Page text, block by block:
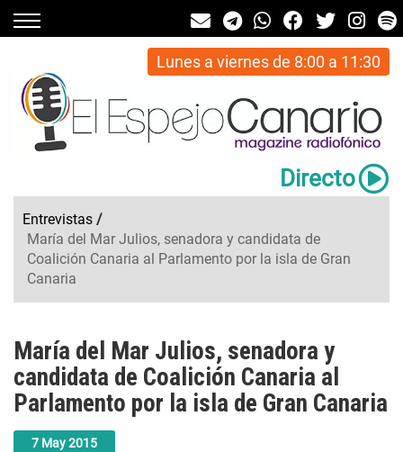
Lunes a viernes de 8:00 a 11:30
Directo
Entrevistas /
María del Mar Julios, senadora y candidata de
Coalición Canaria al Parlamento por la isla de Gran
Canaria
7 May2015
María del Mar Julios, senadora y
candidata de Coalición Canaria al
Parlamento por la isla de Gran Canaria